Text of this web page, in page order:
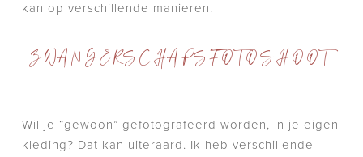
kan op verschillende manieren.
ZWANGERSCHAPSFOTOSHOOT
Wil je “gewoon” gefotografeerd worden, in je eigen
kleding? Dat kan uiteraard. Ik heb verschillende